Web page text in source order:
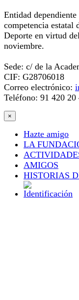
Entidad
competencia
Deporte en virtud
noviembre.
Sede: c/ de la
CIF: G28706018
Correo electrónico:
Teléfono: 91 420 20
×
Hazte amigo
LA
AMIGOS
HISTORIAS